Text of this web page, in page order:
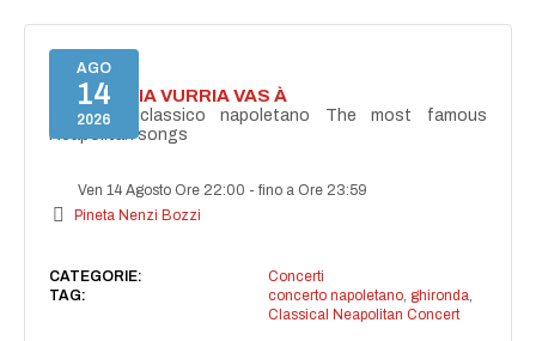
AGO
14
2026
I'TE VURRIA VURRIA VAS À
Concerto classico napoletano The most famous
Neapolitan songs
Ven 14 Agosto Ore 22:00 -fino a Ore 23:59
Pineta Nenzi Bozzi
CATEGORIE:
Concerti
TAG:
concerto napoletano, ghironda
Classical Neapolitan Concert